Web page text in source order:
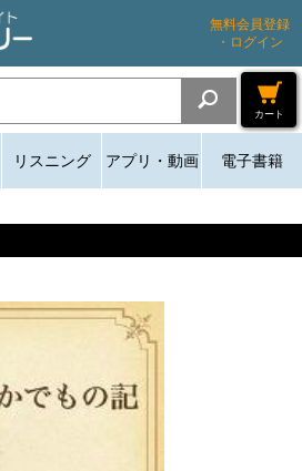
無料会員登録
・ログイン
カート
リスニング アプリ・動画 電子書籍